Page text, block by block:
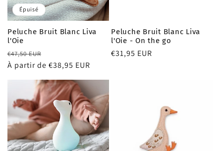
i
o
n
:
Épuisé
Peluche Bruit Blanc Liva
l'Oie
Prix
habituel
€47,50 EUR
promotionnel
À partir de €38,95 EUR
Peluche Bruit Blanc Liva
l'Oie - On the go
Prix
€31,95 EUR